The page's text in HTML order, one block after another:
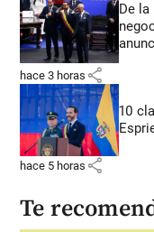
De
hace 3 horas share
10
hace 5 horas share
Te